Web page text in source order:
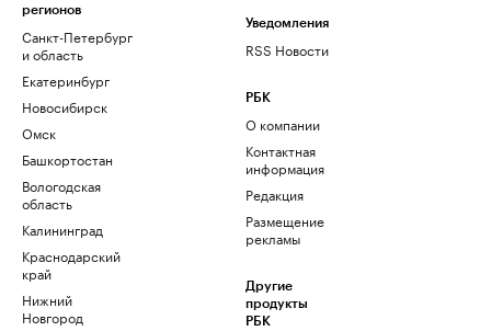
регионов
Санкт-Петербург
и область
Екатеринбург
Новосибирск
Омск
Башкортостан
Вологодская
область
Калининград
Краснодарский
край
Нижний
Новгород
Уведомления
RSS Новости
РБК
О компании
Контактная
информация
Редакция
Размещение
рекламы
Другие
продукты
РБК